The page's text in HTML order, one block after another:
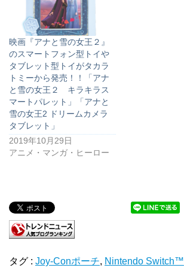
映画『アナと雪の女王２』
のスマートフォン型トイや
タブレット型トイがタカラ
トミーから発売！！「アナ
と雪の女王２ キラキラス
マートパレット」「アナと
雪の女王2 ドリームカメラ
タブレット」
2019年10月29日
アニメ・マンガ・ヒーロー
タグ : Joy-Conポーチ, Nintendo Switch™